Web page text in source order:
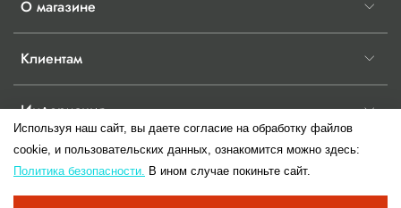
О магазине
Клиентам
Информация
Используя наш сайт, вы даете согласие на обработку файлов
cookie, и пользовательских данных, ознакомится можно здесь:
Политика безопасности. В ином случае покиньте сайт.